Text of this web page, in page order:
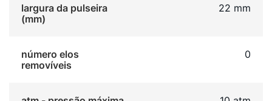
largura da pulseira
(mm)
22 mm
número elos
removíveis
0